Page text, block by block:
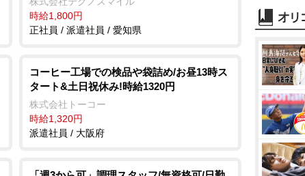
時給1,800円
正社員 / 派遣社員 / 愛知県
コーヒー工場での検品や袋詰め/お昼13時ス
タート&土日祝休み!時給1320円
株式会社トーコー
時給1,320円
派遣社員 / 大阪府